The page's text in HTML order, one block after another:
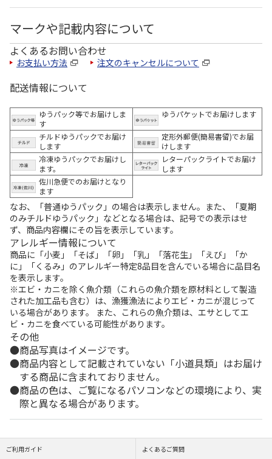
マークや記載内容について
よくあるお問い合わせ
お支払い方法 注文のキャンセルについて
配送情報について
ゆうパック等でお届けしま
す
ゆうパケットでお届けします
チルドゆうパックでお届け
します
定形外郵便(簡易書留)でお届
けします
冷凍ゆうパックでお届けし
ます。
レターパックライトでお届け
します
佐川急便でのお届けとなり
ます
なお、「普通ゆうパック」の場合は表示しません。また、「夏期
のみチルドゆうパック」などとなる場合は、記号での表示はせ
ず、商品内容欄にその旨を表示しています。
アレルギー情報について
商品に「小麦」「そば」「卵」「乳」「落花生」「えび」「か
に」「くるみ」のアレルギー特定8品目を含んでいる場合に品目名
を表示します。
※エビ・カニを除く魚介類（これらの魚介類を原材料として製造
された加工品も含む）は、漁獲漁法によりエビ・カニが混じって
いる場合があります。 また、これらの魚介類は、エサとしてエ
ビ・カニを食べている可能性があります。
その他
商品写真はイメージです。
商品内容として記載されていない「小道具類」はお届け
する商品に含まれておりません。
商品の色は、ご覧になるパソコンなどの環境により、実
際と異なる場合があります。
ご利用ガイド よくあるご質問